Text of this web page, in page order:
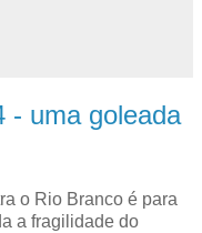
- uma goleada
o Rio Branco é para
a fragilidade do